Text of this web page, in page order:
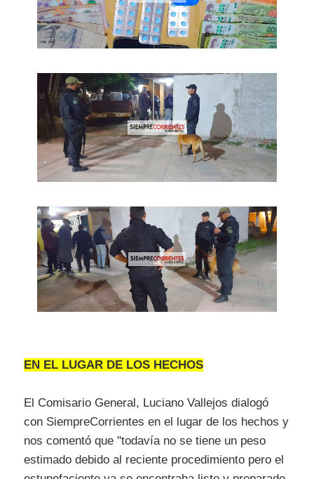
EN EL LUGAR DE LOS HECHOS
El Comisario General, Luciano Vallejos dialogó
con SiempreCorrientes en el lugar de los hechos y
nos comentó que "todavía no se tiene un peso
estimado debido al reciente procedimiento pero el